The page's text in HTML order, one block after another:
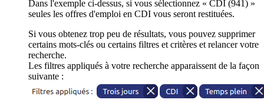
Dans l'exemple ci-dessus, si vous sélectionnez « CDI (941) »
seules les offres d'emploi en CDI vous seront restituées.
Si vous obtenez trop peu de résultats, vous pouvez supprimer
certains mots-clés ou certains filtres et critères et relancer votre
recherche.
Les filtres appliqués à votre recherche apparaissent de la façon
suivante :